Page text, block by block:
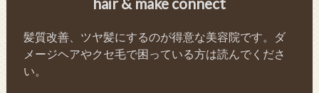
髪質改善、ツヤ髪にするのが得意な美容院です。ダ
メージヘアやクセ毛で困っている方は読んでくださ
い。